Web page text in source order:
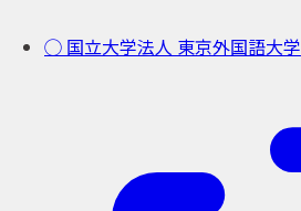
◯ 国立大学法人 東京外国語大学